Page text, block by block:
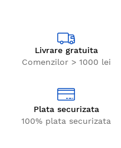
Livrare gratuita
Comenzilor > 1000 lei
Plata securizata
100% plata securizata